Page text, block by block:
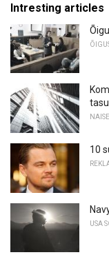
Intresting articles
tasu
10
USA